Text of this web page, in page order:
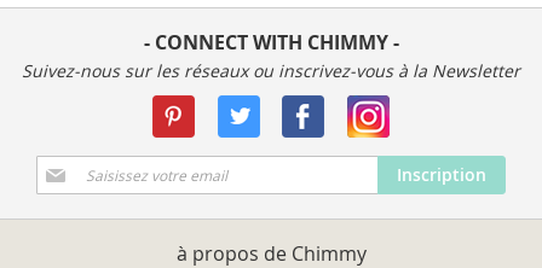
- CONNECT WITH CHIMMY -
Suivez-nous sur les réseaux ou inscrivez-vous à la Newsletter
Inscription
à
notre
Inscription
à propos de Chimmy